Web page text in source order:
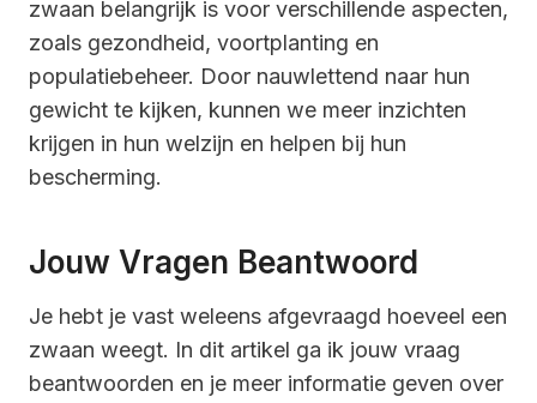
zwaan belangrijk is voor verschillende aspecten,
zoals gezondheid, voortplanting en
populatiebeheer. Door nauwlettend naar hun
gewicht te kijken, kunnen we meer inzichten
krijgen in hun welzijn en helpen bij hun
bescherming.
Jouw Vragen Beantwoord
Je hebt je vast weleens afgevraagd hoeveel een
zwaan weegt. In dit artikel ga ik jouw vraag
beantwoorden en je meer informatie geven over